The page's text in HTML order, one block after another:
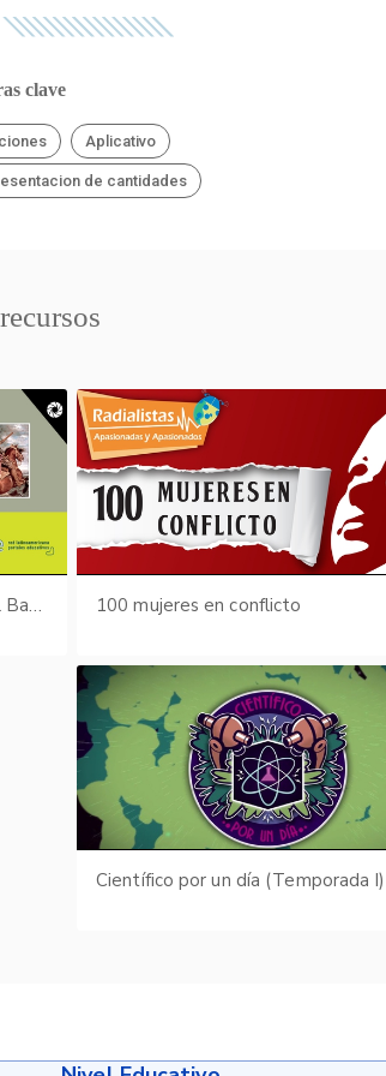
clave
Aplicativo
de cantidades
Kairos - La España del siglo XVI y el Barroco 100 mujeres en conflicto
Científico por un día (Temporada I)